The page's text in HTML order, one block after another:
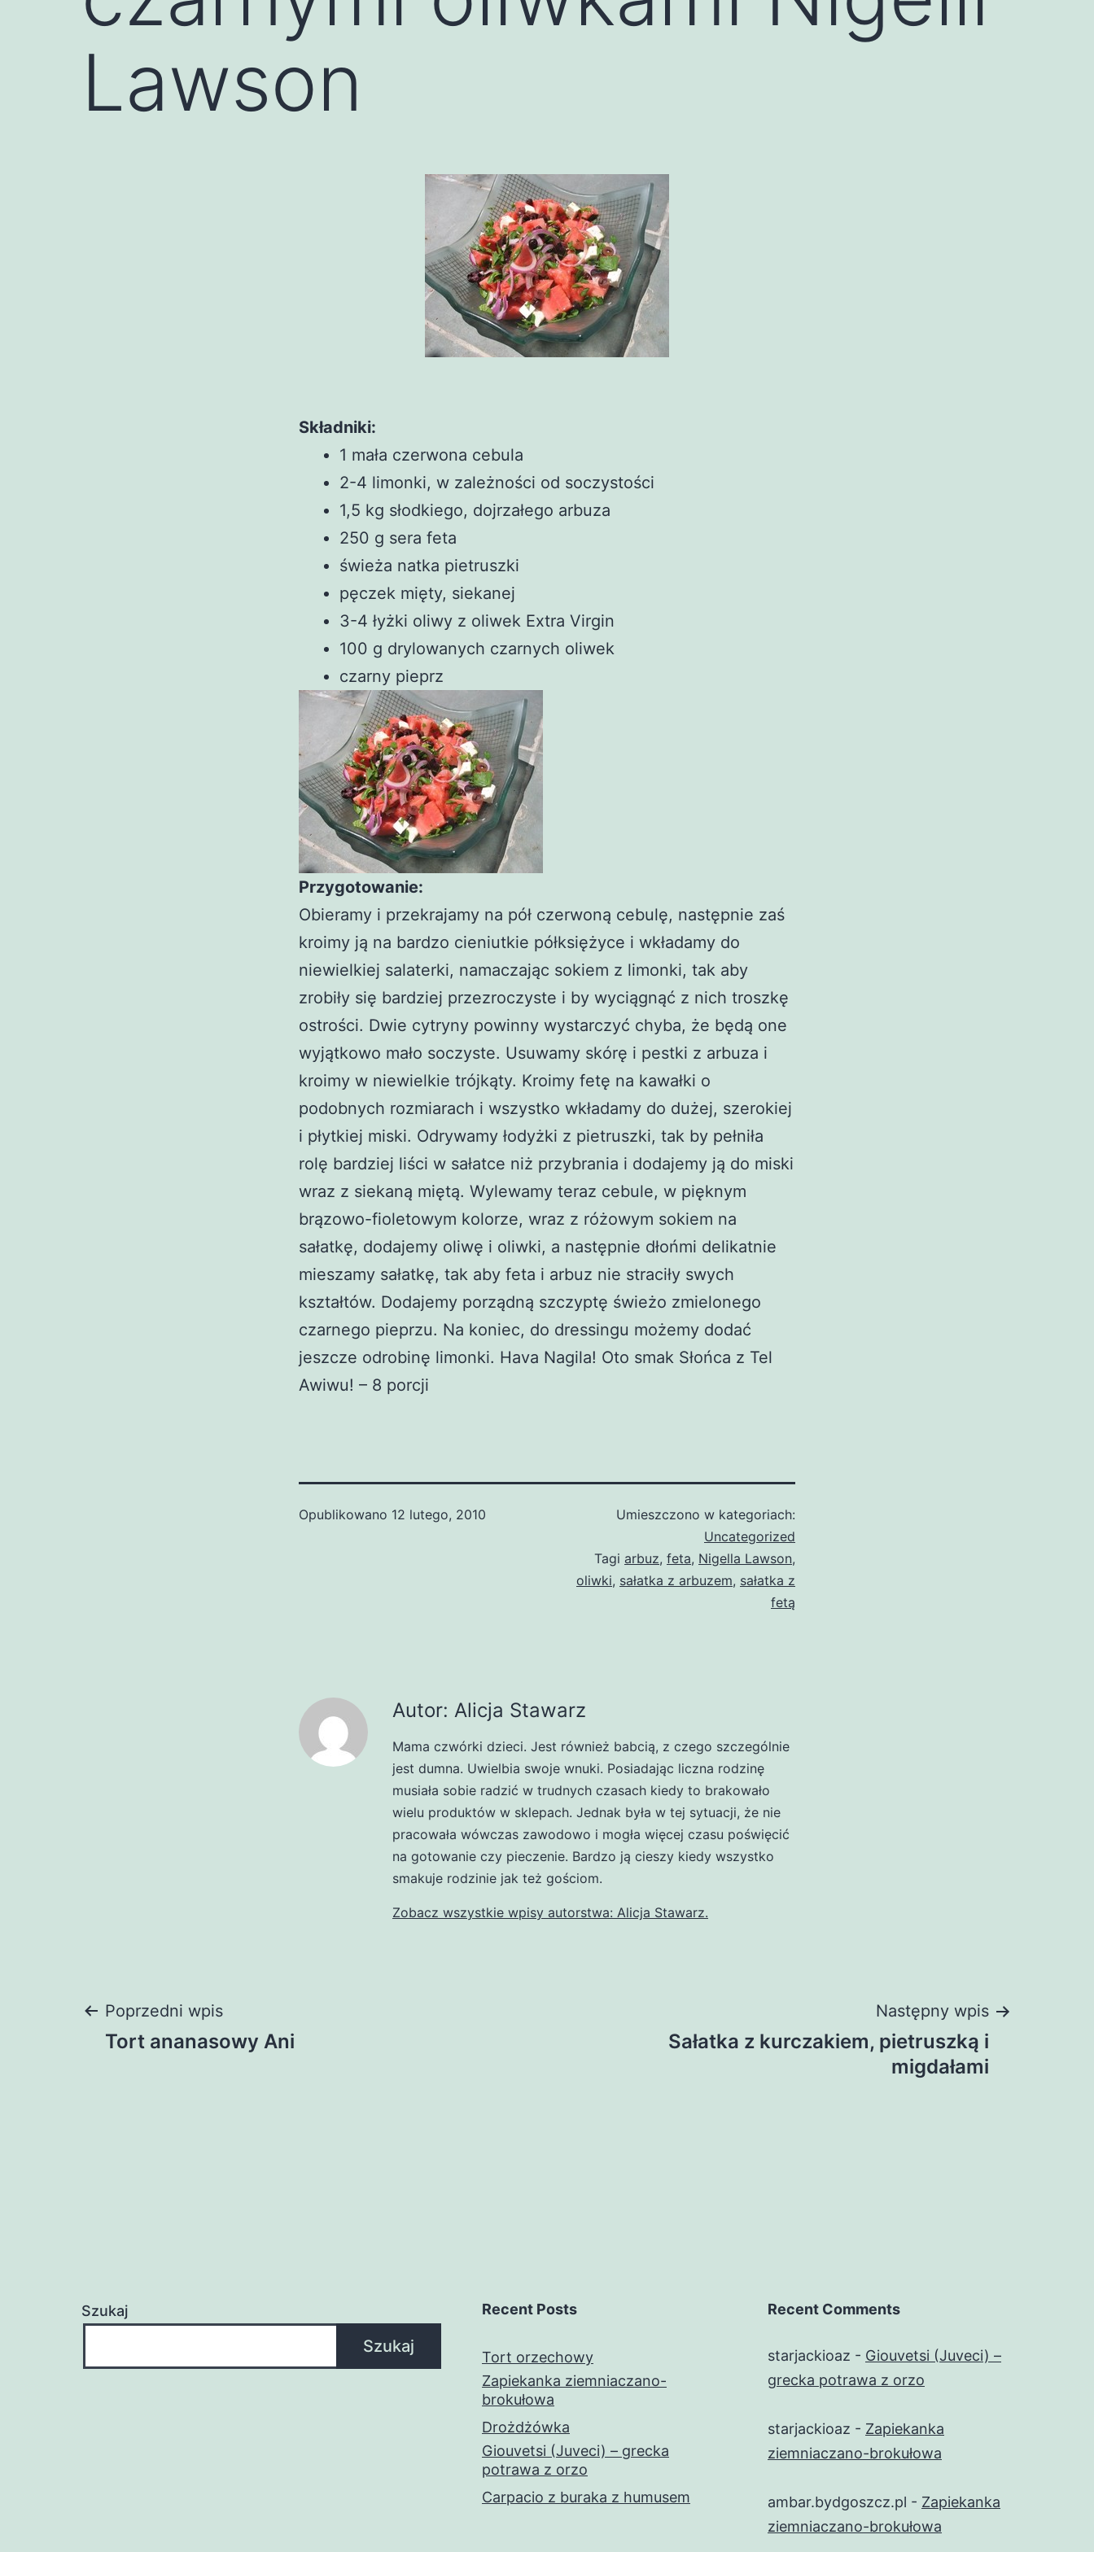
Lawson
Składniki:
1 mała czerwona cebula
2-4 limonki, w zależności od soczystości
1,5 kg słodkiego, dojrzałego arbuza
250 g sera feta
świeża natka pietruszki
pęczek mięty, siekanej
3-4 łyżki oliwy z oliwek Extra Virgin
100 g drylowanych czarnych oliwek
czarny pieprz
Przygotowanie:
Obieramy i przekrajamy na pół czerwoną cebulę, następnie zaś
kroimy ją na bardzo cieniutkie półksiężyce i wkładamy do
niewielkiej salaterki, namaczając sokiem z limonki, tak aby
zrobiły się bardziej przezroczyste i by wyciągnąć z nich troszkę
ostrości. Dwie cytryny powinny wystarczyć chyba, że będą one
wyjątkowo mało soczyste. Usuwamy skórę i pestki z arbuza i
kroimy w niewielkie trójkąty. Kroimy fetę na kawałki o
podobnych rozmiarach i wszystko wkładamy do dużej, szerokiej
i płytkiej miski. Odrywamy łodyżki z pietruszki, tak by pełniła
rolę bardziej liści w sałatce niż przybrania i dodajemy ją do miski
wraz z siekaną miętą. Wylewamy teraz cebule, w pięknym
brązowo-fioletowym kolorze, wraz z różowym sokiem na
sałatkę, dodajemy oliwę i oliwki, a następnie dłońmi delikatnie
mieszamy sałatkę, tak aby feta i arbuz nie straciły swych
kształtów. Dodajemy porządną szczyptę świeżo zmielonego
czarnego pieprzu. Na koniec, do dressingu możemy dodać
jeszcze odrobinę limonki. Hava Nagila! Oto smak Słońca z Tel
Awiwu! – 8 porcji
Opublikowano 12 lutego, 2010
Umieszczono w kategoriach:
Uncategorized
Tagi arbuz, feta, Nigella Lawson,
oliwki, sałatka z arbuzem, sałatka z
fetą
Autor: Alicja Stawarz
Mama czwórki dzieci. Jest również babcią, z czego szczególnie
jest dumna. Uwielbia swoje wnuki. Posiadając liczna rodzinę
musiała sobie radzić w trudnych czasach kiedy to brakowało
wielu produktów w sklepach. Jednak była w tej sytuacji, że nie
pracowała wówczas zawodowo i mogła więcej czasu poświęcić
na gotowanie czy pieczenie. Bardzo ją cieszy kiedy wszystko
smakuje rodzinie jak też gościom.
Zobacz wszystkie wpisy autorstwa: Alicja Stawarz.
Nawigacja
Poprzedni wpis
Tort ananasowy Ani
Następny wpis
Sałatka z kurczakiem, pietruszką i
migdałami
Szukaj
Szukaj
Recent Posts
Tort orzechowy
Zapiekanka ziemniaczano-
brokułowa
Drożdżówka
Giouvetsi (Juveci) – grecka
potrawa z orzo
Carpacio z buraka z humusem
Recent Comments
starjackioaz - Giouvetsi (Juveci) –
grecka potrawa z orzo
starjackioaz - Zapiekanka
ziemniaczano-brokułowa
ambar.bydgoszcz.pl - Zapiekanka
ziemniaczano-brokułowa